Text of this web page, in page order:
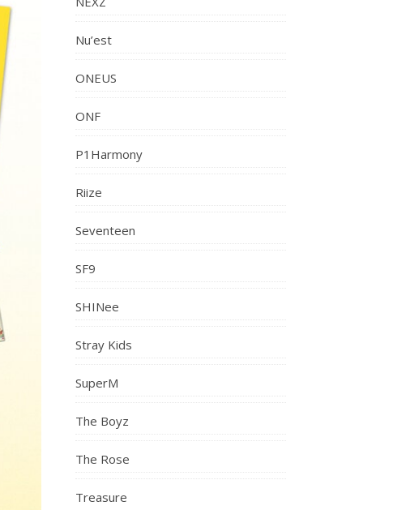
Nu’est
ONEUS
ONF
P1Harmony
Riize
Seventeen
SF9
SHINee
Stray Kids
SuperM
The Boyz
The Rose
Treasure